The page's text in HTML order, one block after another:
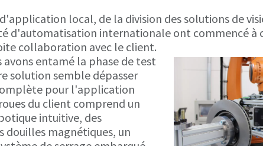
local, de la division des solutions de
d'automatisation internationale ont commencé à
collaboration avec le client.
avons entamé la phase de test
solution semble dépasser
pour l'application
du client comprend un
intuitive, des
douilles magnétiques, un